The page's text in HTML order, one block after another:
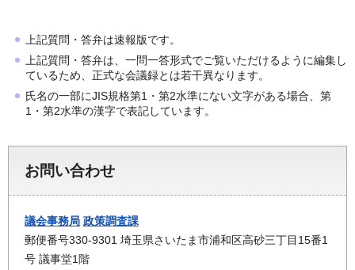
上記質問・答弁は速報版です。
上記質問・答弁は、一問一答形式でご覧いただけるように編集し
ているため、正式な会議録とは若干異なります。
氏名の一部にJIS規格第1・第2水準にない文字がある場合、第
1・第2水準の漢字で表記しています。
お問い合わせ
議会事務局 政策調査課
郵便番号330-9301 埼玉県さいたま市浦和区高砂三丁目15番1
号 議事堂1階